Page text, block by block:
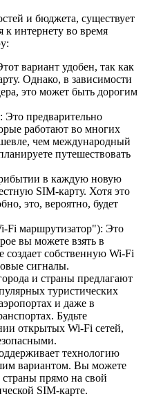
и бюджета, существует
интернету во время
вариант удобен, так как
Однако, в зависимости
это может быть дорогим
предварительно
работают во многих
чем международный
путешествовать
в каждую новую
SIM-карту. Хотя это
это, вероятно, будет
Fi маршрутизатор"): Это
вы можете взять в
создает собственную Wi-Fi
сигналы.
и страны предлагают
туристических
и даже в
Будьте
открытых Wi-Fi сетей,
технологию
вариантом. Вы можете
страны прямо на свой
SIM-карте.